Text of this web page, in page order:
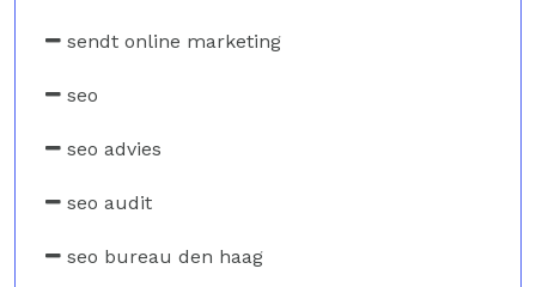
sendt online marketing
seo
seo advies
seo audit
seo bureau den haag